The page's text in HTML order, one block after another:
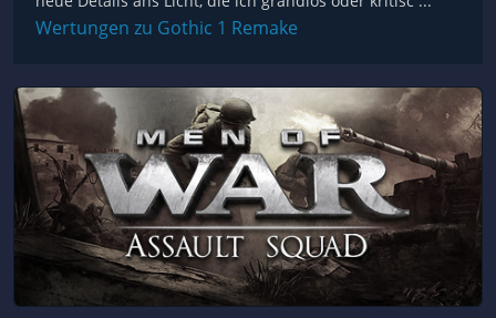
Wertungen zu Gothic 1 Remake